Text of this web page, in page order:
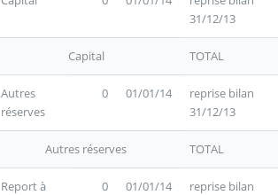
31/12/13
Capital TOTAL
Autres
réserves
0 01/01/14
reprise bilan
31/12/13
Autres réserves TOTAL
Report à
0 01/01/14
reprise bilan